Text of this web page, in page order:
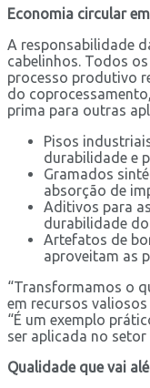
Economia circular
A responsabilidade
cabelinhos. Todos
processo produtivo
do
prima para outras
Pisos
durabilidade e
Gramados
absorção de
Aditivos para
durabilidade
Artefatos de
aproveitam as
“Transformamos o
em recursos
“É um exemplo
ser aplicada no
Qualidade que vai